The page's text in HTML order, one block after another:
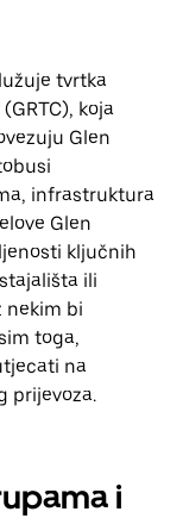
tvrtka
koja
Glen
infrastruktura
Glen
ključnih
ili
nekim bi
toga,
na
prijevoza.
i